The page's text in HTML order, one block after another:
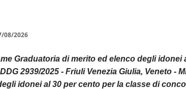
08/2026
Graduatoria di merito ed elenco degli
2939/2025 - Friuli Venezia Giulia, Veneto -
idonei al 30 per cento per la classe di